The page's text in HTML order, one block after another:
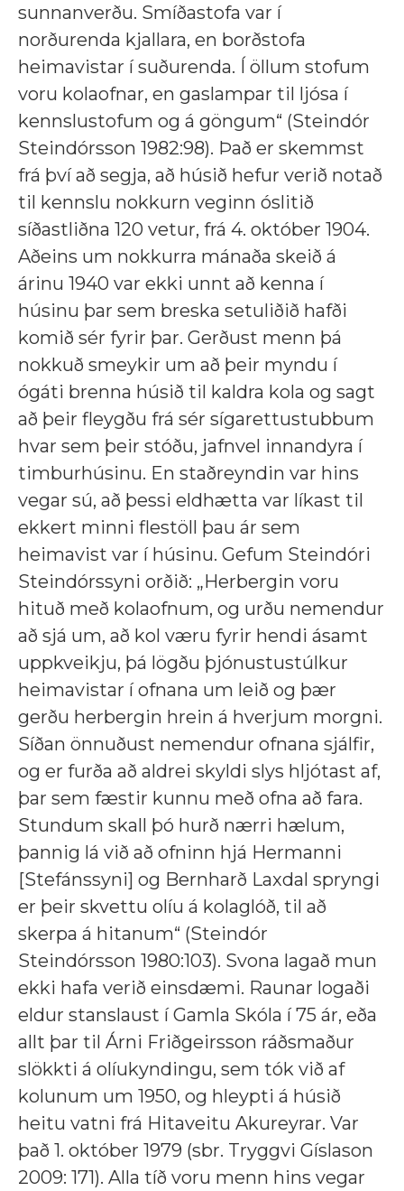
sunnanverðu. Smíðastofa var í
norðurenda kjallara, en borðstofa
heimavistar í suðurenda. Í öllum stofum
voru kolaofnar, en gaslampar til ljósa í
kennslustofum og á göngum“ (Steindór
Steindórsson 1982:98). Það er skemmst
frá því að segja, að húsið hefur verið notað
til kennslu nokkurn veginn óslitið
síðastliðna 120 vetur, frá 4. október 1904.
Aðeins um nokkurra mánaða skeið á
árinu 1940 var ekki unnt að kenna í
húsinu þar sem breska setuliðið hafði
komið sér fyrir þar. Gerðust menn þá
nokkuð smeykir um að þeir myndu í
ógáti brenna húsið til kaldra kola og sagt
að þeir fleygðu frá sér sígarettustubbum
hvar sem þeir stóðu, jafnvel innandyra í
timburhúsinu. En staðreyndin var hins
vegar sú, að þessi eldhætta var líkast til
ekkert minni flestöll þau ár sem
heimavist var í húsinu. Gefum Steindóri
Steindórssyni orðið: „Herbergin voru
hituð með kolaofnum, og urðu nemendur
að sjá um, að kol væru fyrir hendi ásamt
uppkveikju, þá lögðu þjónustustúlkur
heimavistar í ofnana um leið og þær
gerðu herbergin hrein á hverjum morgni.
Síðan önnuðust nemendur ofnana sjálfir,
og er furða að aldrei skyldi slys hljótast af,
þar sem fæstir kunnu með ofna að fara.
Stundum skall þó hurð nærri hælum,
þannig lá við að ofninn hjá Hermanni
[Stefánssyni] og Bernharð Laxdal spryngi
er þeir skvettu olíu á kolaglóð, til að
skerpa á hitanum“ (Steindór
Steindórsson 1980:103). Svona lagað mun
ekki hafa verið einsdæmi. Raunar logaði
eldur stanslaust í Gamla Skóla í 75 ár, eða
allt þar til Árni Friðgeirsson ráðsmaður
slökkti á olíukyndingu, sem tók við af
kolunum um 1950, og hleypti á húsið
heitu vatni frá Hitaveitu Akureyrar. Var
það 1. október 1979 (sbr. Tryggvi Gíslason
2009: 171). Alla tíð voru menn hins vegar